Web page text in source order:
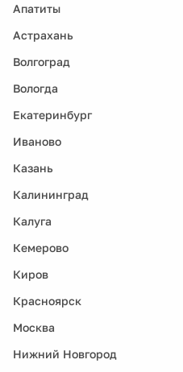
Апатиты
Астрахань
Волгоград
Вологда
Екатеринбург
Иваново
Казань
Калининград
Калуга
Кемерово
Киров
Красноярск
Москва
Нижний Новгород